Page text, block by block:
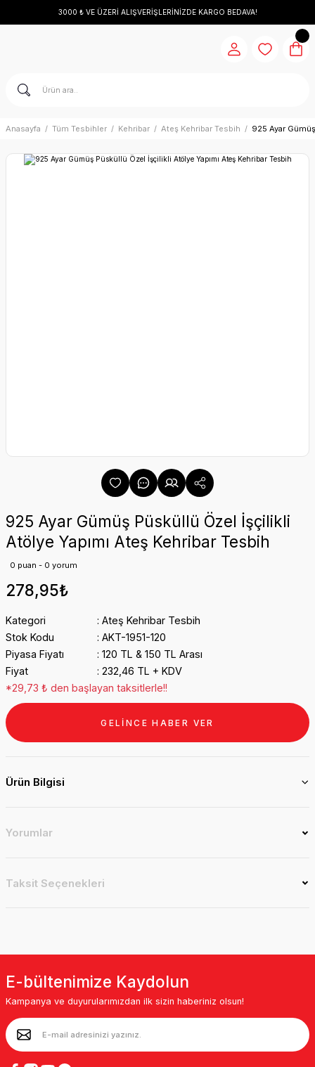
3000 ₺ VE ÜZERİ ALIŞVERİŞLERİNİZDE KARGO BEDAVA!
Anasayfa Tüm Tesbihler Kehribar Ateş Kehribar Tesbih 925 Ayar
925 Ayar Gümüş Püsküllü Özel İşçilikli
Atölye Yapımı Ateş Kehribar Tesbih
0 puan - 0 yorum
278,95₺
Kategori
Ateş Kehribar Tesbih
Stok Kodu
AKT-1951-120
Piyasa Fiyatı
120 TL & 150 TL Arası
Fiyat
232,46 TL + KDV
*29,73 ₺ den başlayan taksitlerle!!
GELİNCE HABER VER
Ürün Bilgisi
Yorumlar
Taksit Seçenekleri
E-bültenimize Kaydolun
Kampanya ve duyurularımızdan ilk sizin haberiniz olsun!